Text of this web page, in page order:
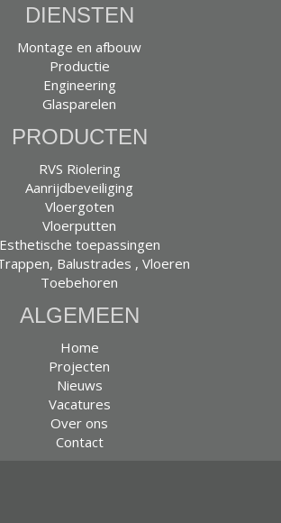
DIENSTEN
Montage en afbouw
Productie
Engineering
Glasparelen
PRODUCTEN
RVS Riolering
Aanrijdbeveiliging
Vloergoten
Vloerputten
Esthetische toepassingen
Balustrades , Vloeren
Toebehoren
ALGEMEEN
Home
Projecten
Nieuws
Vacatures
Over ons
Contact